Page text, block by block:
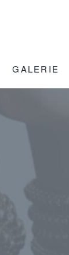
GALERIE